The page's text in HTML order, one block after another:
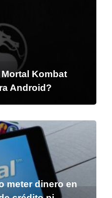
Kombat
Android?
meter dinero en